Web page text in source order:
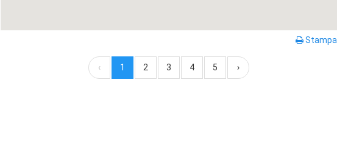
Stampa
‹ 1 2 3 4 5 ›